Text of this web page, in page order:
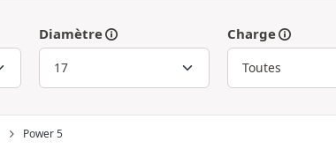
Diamètre Charge
Power 5